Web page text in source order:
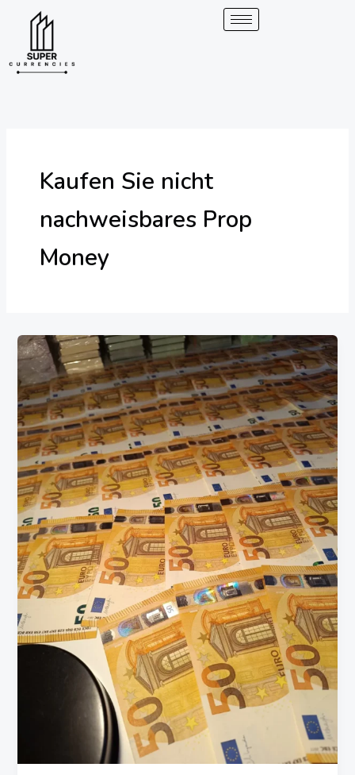
Überspringen
Kaufen Sie nicht
nachweisbares Prop
Money